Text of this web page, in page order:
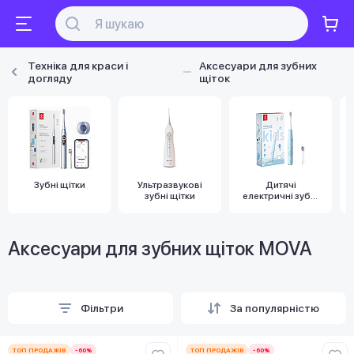
Техніка для краси і
догляду
Аксесуари для зубних
щіток
Зубні щітки
Ультразвукові
зубні щітки
Дитячі
електричні зубні
Аксесуари для зубних щіток MOVA
Фільтри За популярністю
ТОП ПРОДАЖІВ -60% ТОП ПРОДАЖІВ -60%